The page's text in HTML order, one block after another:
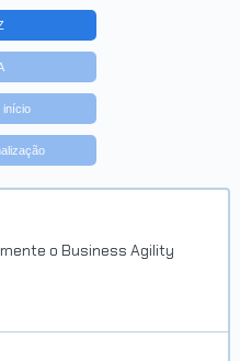
2019
06/2024
início
o Business Agility